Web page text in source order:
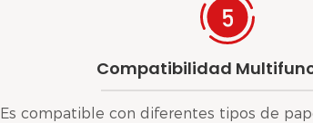
Compatibilidad
Es compatible con diferentes tipos de